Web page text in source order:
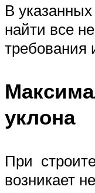
В
найти все
требования
уклона
При
возникает